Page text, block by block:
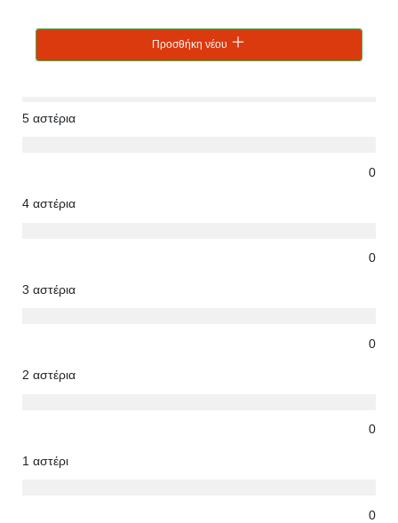
Προσθήκη νέου
5 αστέρια
0
4 αστέρια
0
3 αστέρια
0
2 αστέρια
0
1 αστέρι
0